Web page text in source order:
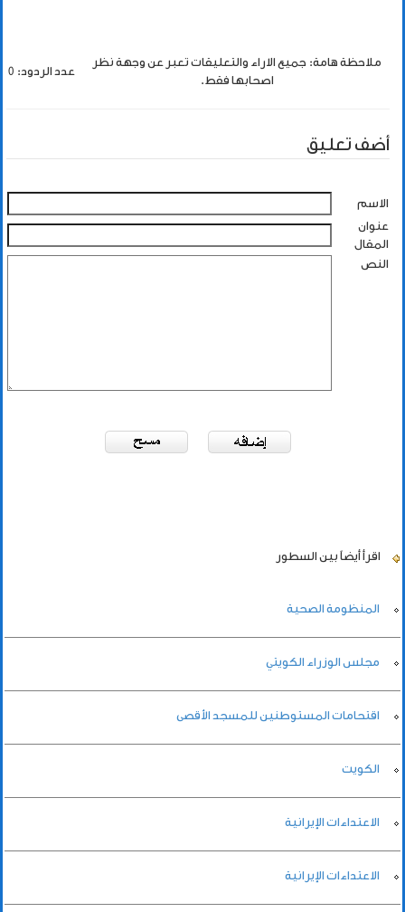
ملاحظة هامة: جميع الاراء والتعليقات تعبر عن وجهة نظر
اصحابها فقط.
عدد الردود: 0
أضف تعليق
الاسم
عنوان
المقال
النص
اقرأ أيضاً بين السطور
المنظومة الصحية
مجلس الوزراء الكويتي
اقتحامات المستوطنين للمسجد الأقصى
الكويت
الاعتداءات الإيرانية
الاعتداءات الإيرانية